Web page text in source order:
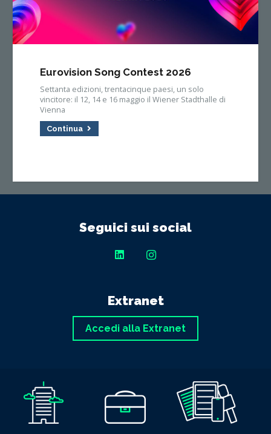
Eurovision Song Contest 2026
Settanta edizioni, trentacinque paesi, un solo
vincitore: il 12, 14 e 16 maggio il Wiener Stadthalle di
Vienna
Continua
Seguici sui social
Extranet
Accedi alla Extranet